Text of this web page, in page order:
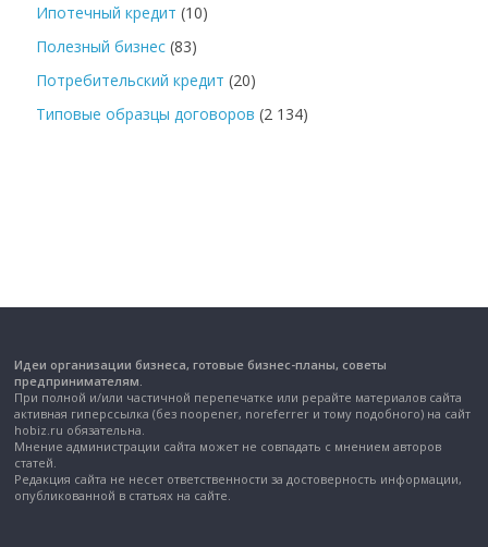
Ипотечный кредит (10)
Полезный бизнес (83)
Потребительский кредит (20)
Типовые образцы договоров (2 134)
Идеи организации бизнеса, готовые бизнес-планы, советы
предпринимателям.
При полной и/или частичной перепечатке или рерайте материалов сайта
активная гиперссылка (без noopener, noreferrer и тому подобного) на сайт
hobiz.ru обязательна.
Мнение администрации сайта может не совпадать с мнением авторов
статей.
Редакция сайта не несет ответственности за достоверность информации,
опубликованной в статьях на сайте.